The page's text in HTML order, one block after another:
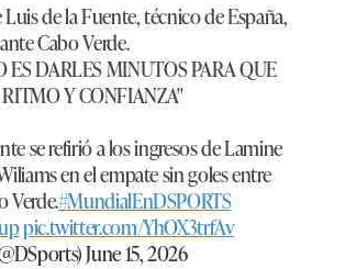
de la Fuente, técnico de España,
Cabo Verde.
ES DARLES MINUTOS PARA QUE
Y CONFIANZA"
se refirió a los ingresos de Lamine
en el empate sin goles entre
Verde.#MundialEnDSPORTS
pic.twitter.com/YhOX3trfAv
June 15, 2026